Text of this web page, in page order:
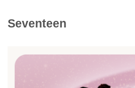
Seventeen